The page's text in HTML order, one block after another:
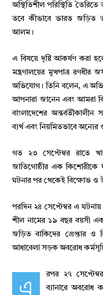
অস্থিতিশীল পরিস্থিতি
তবে কীভাবে ভারত জড়িত
আলম।
এ বিষয়ে দৃষ্টি আকর্ষণ করা
মন্ত্রণালয়ের মুখপাত্র রণধীর
অভিযোগ। তিনি বলেন, এ
আপনারা জানেন এবং আমরা
বাংলাদেশের
ব্যর্থ এবং নিয়মিতভাবে
গত ২৩ সেপ্টেম্বর রাতে
জাতিগোষ্ঠীর এক কিশোরীকে
ঘটনার পর থেকেই বিক্ষোভ ও
পরদিন ২৪ সেপ্টেম্বর এ
শীল নামের ১৯ বছর বয়সী
জড়িত বাকিদের গ্রেপ্তার ও
আধাবেলা সড়ক অবরোধ
এ
রপর ২৭
ব্যানারে অবরোধ